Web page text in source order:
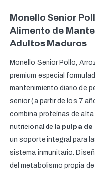
Monello Senior
Alimento de
Adultos Maduros
Monello Senior Pollo,
premium especial
mantenimiento diario de
senior (a partir de los 7
combina proteínas de
nutricional de la pulpa de
un soporte integral para
sistema inmunitario.
del metabolismo propia